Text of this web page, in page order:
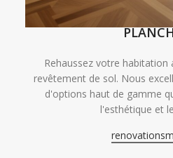
Rehaussez votre habitation
revêtement de sol. Nous
d'options haut de gamme
l'esthétique et